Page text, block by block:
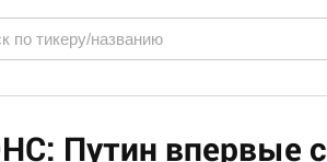
Путин впервые